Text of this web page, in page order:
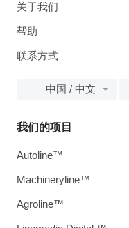
关于我们
帮助
联系方式
中国 / 中文
我们的项目
Autoline™
Machineryline™
Agroline™